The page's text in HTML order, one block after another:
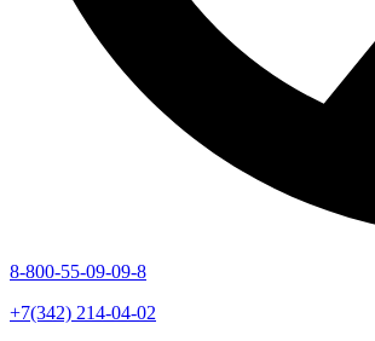
8-800-55-09-09-8
+7(342) 214-04-02